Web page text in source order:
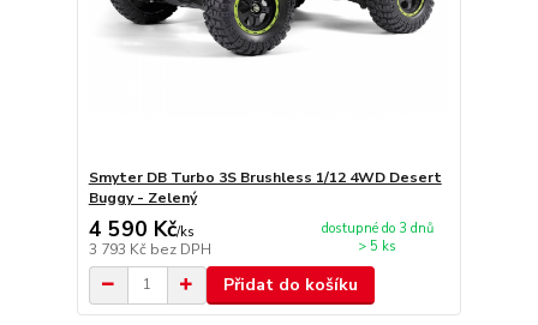
Smyter DB Turbo 3S Brushless 1/12 4WD Desert
Buggy - Zelený
4 590 Kč/ks
3 793 Kč bez DPH
dostupné do 3 dnů
> 5 ks
Přidat do košíku